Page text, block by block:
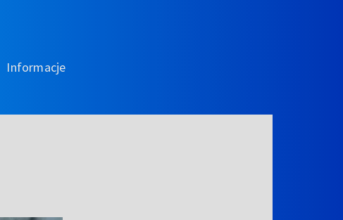
Informacje